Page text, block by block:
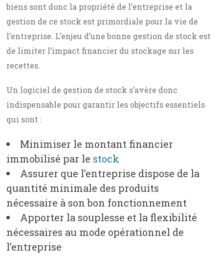
biens sont donc la propriété de l’entreprise et la
gestion de ce stock est primordiale pour la vie de
l’entreprise. L’enjeu d’une bonne gestion de stock est
de limiter l’impact financier du stockage sur les
recettes.
Un logiciel de gestion de stock s’avère donc
indispensable pour garantir les objectifs essentiels
qui sont :
Minimiser le montant financier
immobilisé par le stock
Assurer que l’entreprise dispose de la
quantité minimale des produits
nécessaire à son bon fonctionnement
Apporter la souplesse et la flexibilité
nécessaires au mode opérationnel de
l’entreprise